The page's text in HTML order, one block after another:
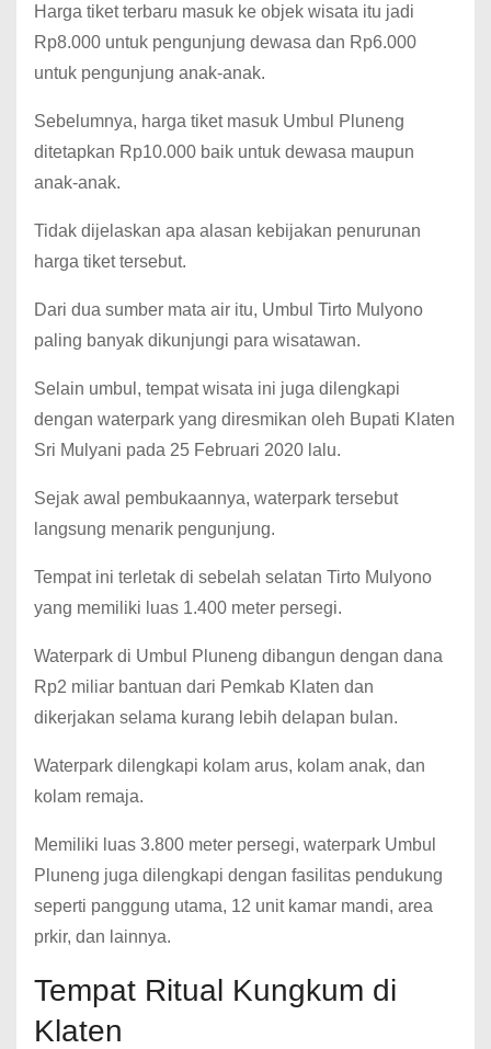
Harga tiket terbaru masuk ke objek wisata itu jadi
Rp8.000 untuk pengunjung dewasa dan Rp6.000
untuk pengunjung anak-anak.
Sebelumnya, harga tiket masuk Umbul Pluneng
ditetapkan Rp10.000 baik untuk dewasa maupun
anak-anak.
Tidak dijelaskan apa alasan kebijakan penurunan
harga tiket tersebut.
Dari dua sumber mata air itu, Umbul Tirto Mulyono
paling banyak dikunjungi para wisatawan.
Selain umbul, tempat wisata ini juga dilengkapi
dengan waterpark yang diresmikan oleh Bupati Klaten
Sri Mulyani pada 25 Februari 2020 lalu.
Sejak awal pembukaannya, waterpark tersebut
langsung menarik pengunjung.
Tempat ini terletak di sebelah selatan Tirto Mulyono
yang memiliki luas 1.400 meter persegi.
Waterpark di Umbul Pluneng dibangun dengan dana
Rp2 miliar bantuan dari Pemkab Klaten dan
dikerjakan selama kurang lebih delapan bulan.
Waterpark dilengkapi kolam arus, kolam anak, dan
kolam remaja.
Memiliki luas 3.800 meter persegi, waterpark Umbul
Pluneng juga dilengkapi dengan fasilitas pendukung
seperti panggung utama, 12 unit kamar mandi, area
prkir, dan lainnya.
Tempat Ritual Kungkum di
Klaten